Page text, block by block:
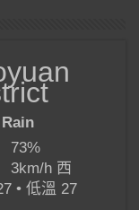
73%
3km/h 西
• 低溫 27